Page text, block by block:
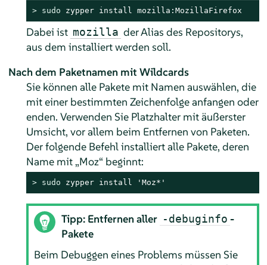
> sudo zypper install mozilla:MozillaFirefox
Dabei ist mozilla der Alias des Repositorys,
aus dem installiert werden soll.
Nach dem Paketnamen mit Wildcards
Sie können alle Pakete mit Namen auswählen, die
mit einer bestimmten Zeichenfolge anfangen oder
enden. Verwenden Sie Platzhalter mit äußerster
Umsicht, vor allem beim Entfernen von Paketen.
Der folgende Befehl installiert alle Pakete, deren
Name mit„Moz“beginnt:
> sudo zypper install 'Moz*'
Tipp: Entfernen aller -debuginfo -
Pakete
Beim Debuggen eines Problems müssen Sie